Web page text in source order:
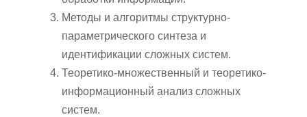
Методы и алгоритмы структурно-
параметрического синтеза и
идентификации сложных систем.
Теоретико-множественный и теоретико-
информационный анализ сложных
систем.